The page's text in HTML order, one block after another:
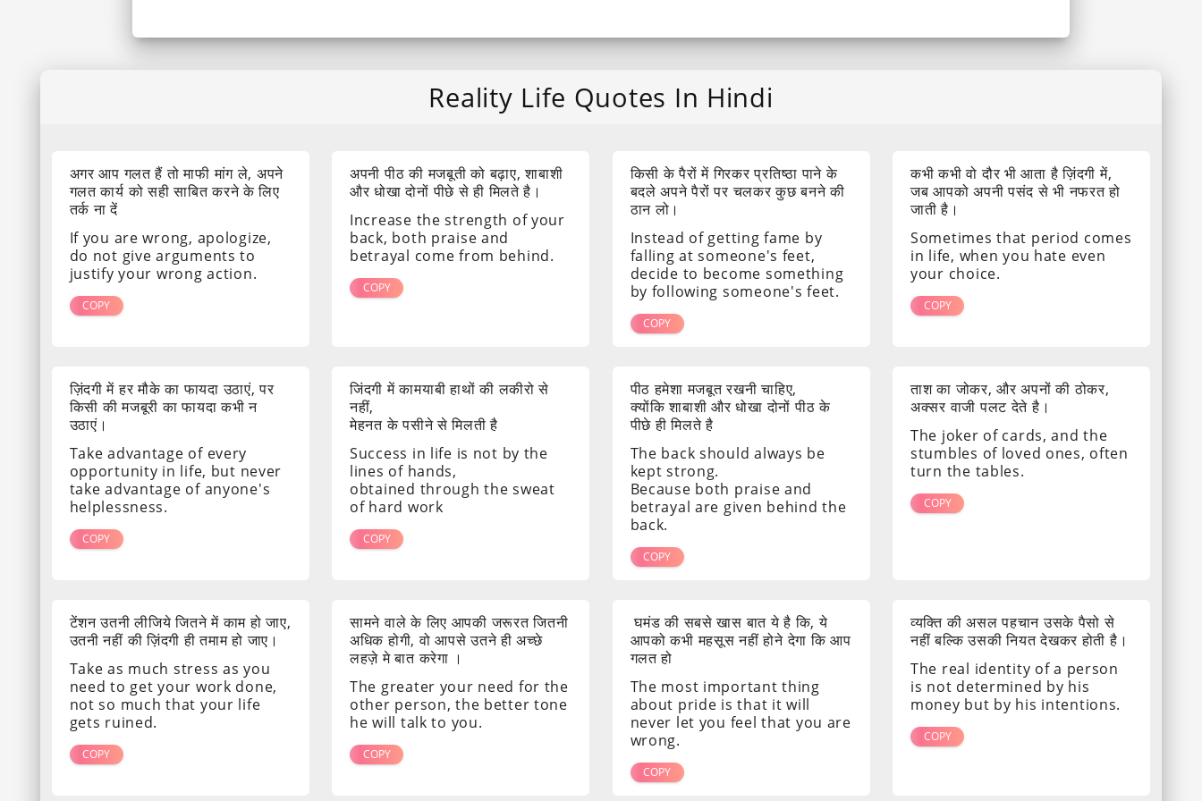
Reality Life Quotes In Hindi
अगर आप गलत हैं तो माफी मांग ले, अपने
गलत कार्य को सही साबित करने के लिए
तर्क ना दें
If you are wrong, apologize,
do not give arguments to
justify your wrong action.
COPY
अपनी पीठ की मजबूती को बढ़ाए, शाबाशी
और धोखा दोनों पीछे से ही मिलते है।
Increase the strength of your
back, both praise and
betrayal come from behind.
COPY
किसी के पैरों में गिरकर प्रतिष्ठा पाने के
बदले अपने पैरों पर चलकर कुछ बनने की
ठान लो।
Instead of getting fame by
falling at someone's feet,
decide to become something
by following someone's feet.
COPY
कभी कभी वो दौर भी आता है ज़िंदगी में,
जब आपको अपनी पसंद से भी नफरत हो
जाती है।
Sometimes that period comes
in life, when you hate even
your choice.
COPY
ज़िंदगी में हर मौके का फायदा उठाएं, पर
किसी की मजबूरी का फायदा कभी न
उठाएं।
Take advantage of every
opportunity in life, but never
take advantage of anyone's
helplessness.
COPY
जिंदगी में कामयाबी हाथों की लकीरो से
नहीं,
मेहनत के पसीने से मिलती है
Success in life is not by the
lines of hands,
obtained through the sweat
of hard work
COPY
पीठ हमेशा मजबूत रखनी चाहिए,
क्योंकि शाबाशी और धोखा दोनों पीठ के
पीछे ही मिलते है
The back should always be
kept strong.
Because both praise and
betrayal are given behind the
back.
COPY
ताश का जोकर, और अपनों की ठोकर,
अक्सर वाजी पलट देते है।
The joker of cards, and the
stumbles of loved ones, often
turn the tables.
COPY
टेंशन उतनी लीजिये जितने में काम हो जाए,
उतनी नहीं की ज़िंदगी ही तमाम हो जाए।
Take as much stress as you
need to get your work done,
not so much that your life
gets ruined.
COPY
सामने वाले के लिए आपकी जरूरत जितनी
अधिक होगी, वो आपसे उतने ही अच्छे
लहज़े मे बात करेगा ।
The greater your need for the
other person, the better tone
he will talk to you.
COPY
घमंड की सबसे खास बात ये है कि, ये
आपको कभी महसूस नहीं होने देगा कि आप
गलत हो
The most important thing
about pride is that it will
never let you feel that you are
wrong.
COPY
व्यक्ति की असल पहचान उसके पैसो से
नहीं बल्कि उसकी नियत देखकर होती है।
The real identity of a person
is not determined by his
money but by his intentions.
COPY